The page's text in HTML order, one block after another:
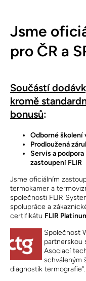
Jsme
pro ČR a
Součástí
kromě
bonusů:
Odborné školení
Prodloužená
Servis a
zastoupení FLIR
Jsme oficiálním
termokamer a
společnosti FLIR
spolupráce a
certifikátu FLIR
Společnost
partnerskou
Asociací
schváleným
diagnostik termografie”.